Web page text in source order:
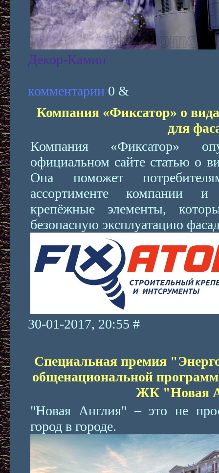
Декор-Камин
комментарии 0 &
Компания «Фиксатор» о
для
Компания «Фиксатор»
официальном сайте статью о
Она поможет
ассортименте компании и
крепёжные элементы,
безопасную эксплуатацию
30-01-2017, 20:55 #
Специальная премия
общенациональной
ЖК "Новая
"Новая Англия" – это не
город в городе.